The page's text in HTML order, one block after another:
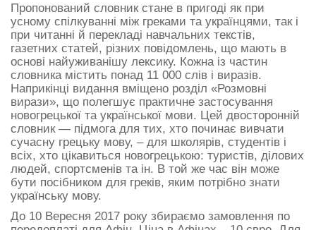
Пропонований словник стане в пригоді як при
усному спілкуванні між греками та українцями, так і
при читанні й перекладі навчальних текстів,
газетних статей, різних повідомлень, що мають в
основі найуживанішу лексику. Кожна із частин
словника містить понад 11 000 слів і виразів.
Наприкінці видання вміщено розділ «Розмовні
вирази», що полегшує практичне застосування
новогрецької та української мови. Цей двосторонній
словник — підмога для тих, хто починає вивчати
сучасну грецьку мову, – для школярів, студентів і
всіх, хто цікавиться новогрецькою: туристів, ділових
людей, спортсменів та ін. В той же час він може
бути посібником для греків, яким потрібно знати
українську мову.
До 10 Вересня 2017 року збираємо замовлення по